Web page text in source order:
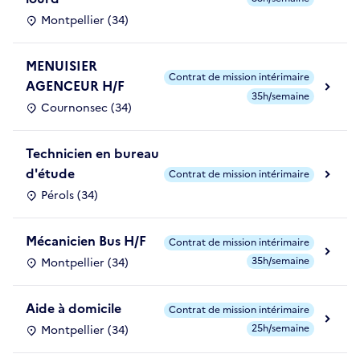
Montpellier (34)
MENUISIER
AGENCEUR H/F
Cournonsec (34)
Contrat de mission intérimaire
35h/semaine
Technicien en bureau
d'étude
Pérols (34)
Contrat de mission intérimaire
Mécanicien Bus H/F
Montpellier (34)
Contrat de mission intérimaire
35h/semaine
Aide à domicile
Montpellier (34)
Contrat de mission intérimaire
25h/semaine